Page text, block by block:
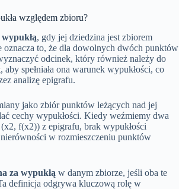
względem zbioru?
, gdy jej dziedzina jest zbiorem
oznacza to, że dla dowolnych dwóch punktów
odcinek, który również należy do
aby spełniała ona warunek wypukłości, co
analizę epigrafu.
jako zbiór punktów leżących nad jej
cechy wypukłości. Kiedy weźmiemy dwa
f(x2)) z epigrafu, brak wypukłości
w rozmieszczeniu punktów
za wypukłą w danym zbiorze, jeśli oba te
definicja odgrywa kluczową rolę w